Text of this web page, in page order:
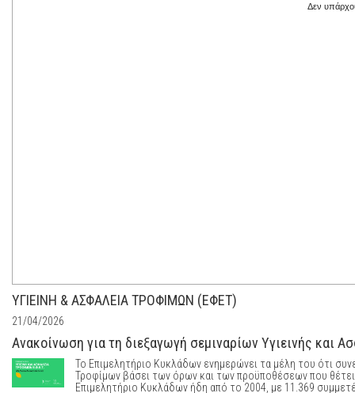
Δεν
ΥΓΙΕΙΝΗ & ΑΣΦΑΛΕΙΑ ΤΡΟΦΙΜΩΝ (ΕΦΕΤ)
21/04/2026
Ανακοίνωση για τη διεξαγωγή σεμιναρίων Υγιεινής και
Το Επιμελητήριο Κυκλάδων ενημερώνει τα μέλη του ότι
Τροφίμων βάσει των όρων και των προϋποθέσεων που
Επιμελητήριο Κυκλάδων ήδη από το 2004, με 11.369